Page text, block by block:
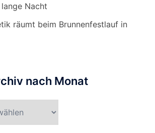
Nacht
räumt beim Brunnenfestlauf in
nach Monat